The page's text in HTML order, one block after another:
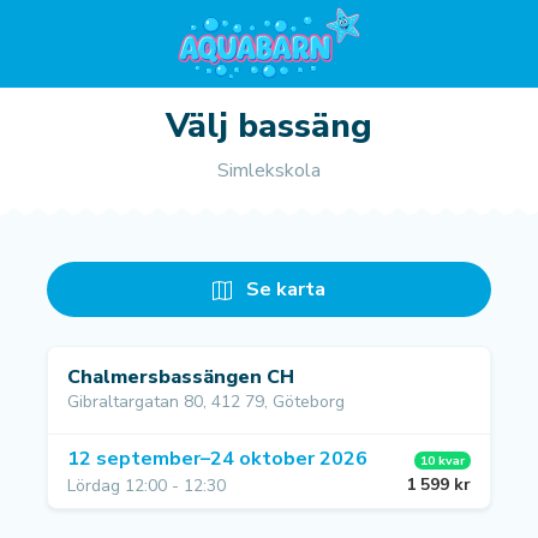
Välj bassäng
Simlekskola
Se karta
Chalmersbassängen CH
Gibraltargatan 80, 412 79, Göteborg
12 september–24 oktober 2026
Lördag 12:00 - 12:30
10 kvar
1 599 kr